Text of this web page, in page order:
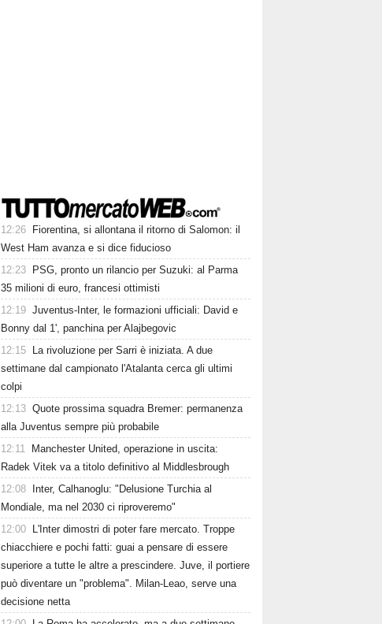
12:26
Fiorentina, si allontana il ritorno di Salomon: il
West Ham avanza e si dice fiducioso
12:23
PSG, pronto un rilancio per Suzuki: al Parma
35 milioni di euro, francesi ottimisti
12:19 Juventus-Inter, le formazioni ufficiali: David e
Bonny dal 1', panchina per Alajbegovic
12:15
La rivoluzione per Sarri è iniziata. A due
settimane dal campionato l'Atalanta cerca gli ultimi
colpi
12:13 Quote prossima squadra Bremer: permanenza
alla Juventus sempre più probabile
12:11
Manchester United, operazione in uscita:
Radek Vitek va a titolo definitivo al Middlesbrough
12:08
Inter, Calhanoglu: "Delusione Turchia al
Mondiale, ma nel 2030 ci riproveremo"
12:00
L'Inter dimostri di poter fare mercato. Troppe
chiacchiere e pochi fatti: guai a pensare di essere
superiore a tutte le altre a prescindere. Juve, il portiere
può diventare un "problema". Milan-Leao, serve una
decisione netta